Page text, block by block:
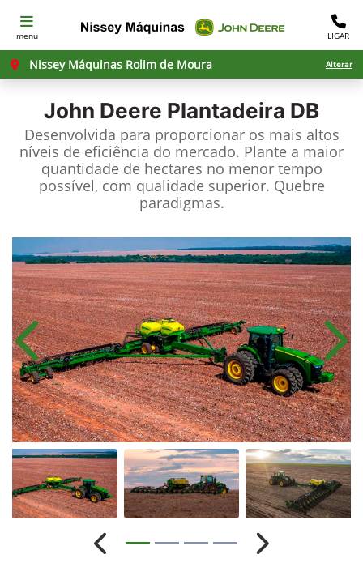
menu LIGAR
Nissey Máquinas Rolim de Moura Alterar
John Deere Plantadeira DB
Desenvolvida para proporcionar os mais altos
níveis de eficiência do mercado. Plante a maior
quantidade de hectares no menor tempo
possível, com qualidade superior. Quebre
paradigmas.
Anterior
Anterior Próximo